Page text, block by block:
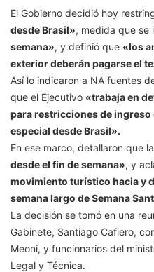
El Gobierno decidió hoy
desde Brasil», medida que se
semana», y definió que «los
exterior deberán pagarse el
Así lo indicaron a NA fuentes
que el Ejecutivo «trabaja en
para restricciones de ingreso
especial desde Brasil».
En ese marco, detallaron que
desde el fin de semana», y
movimiento turístico hacia y
semana largo de Semana
La decisión se tomó en una
Gabinete, Santiago Cafiero,
Meoni, y funcionarios del
Legal y Técnica.